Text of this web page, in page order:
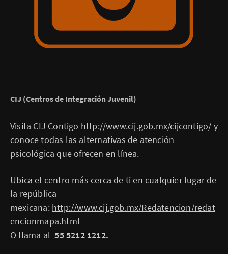
CIJ (Centros de Integración Juvenil)
Visita CIJ Contigo http://www.cij.gob.mx/cijcontigo/ y
conoce todas las alternativas de atención
psicológica que ofrecen en línea.
Ubica el centro más cerca de ti en cualquier lugar de
la república
mexicana: http://www.cij.gob.mx/Redatencion/redat
encionmapa.html
O llama al55 5212 1212.